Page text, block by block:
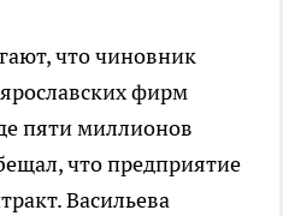
что чиновник
фирм
пяти миллионов
что предприятие
Васильева